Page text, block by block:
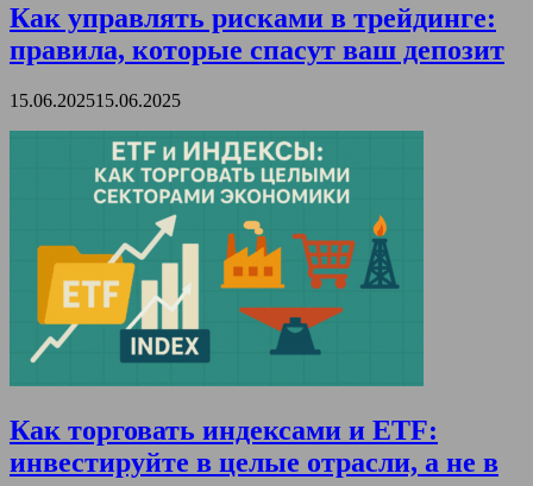
Как управлять рисками в трейдинге:
правила, которые спасут ваш депозит
15.06.202515.06.2025
Как торговать индексами и ETF:
инвестируйте в целые отрасли, а не в